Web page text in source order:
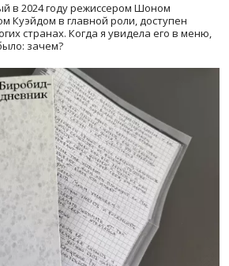
в 2024 годурежиссером Шоном
Куэйдом в главной роли, доступен
странах. Когда я увидела его в меню,
зачем?